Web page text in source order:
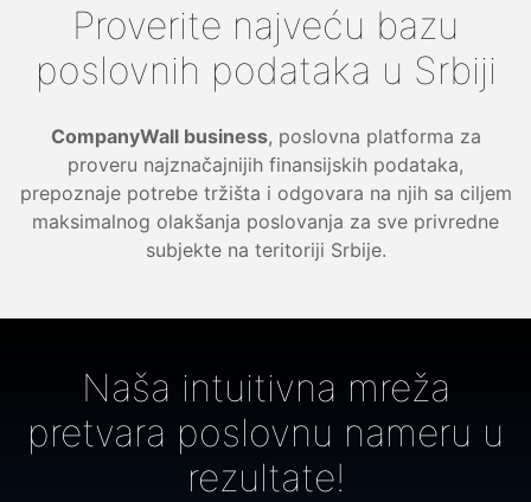
Proverite najveću bazu
poslovnih podataka u Srbiji
CompanyWall business, poslovna platforma za
proveru najznačajnijih finansijskih podataka,
prepoznaje potrebe tržišta i odgovara na njih sa ciljem
maksimalnog olakšanja poslovanja za sve privredne
subjekte na teritoriji Srbije.
Naša intuitivna mreža
pretvara poslovnu nameru u
rezultate!